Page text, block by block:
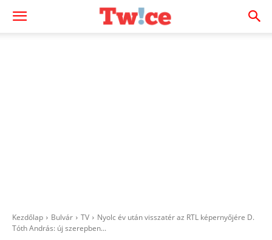
Kezdőlap Bulvár TV
Nyolc év után visszatér az RTL képernyőjére D.
Tóth András: új szerepben...